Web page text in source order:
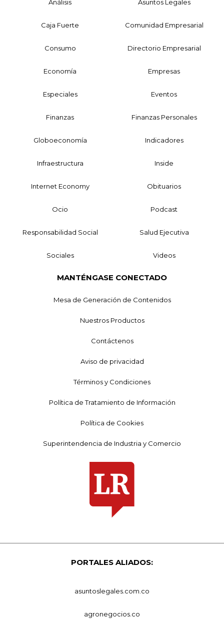
Análisis Asuntos Legales
Caja Fuerte Comunidad Empresarial
Consumo Directorio Empresarial
Economía Empresas
Especiales Eventos
Finanzas Finanzas Personales
Globoeconomía Indicadores
Infraestructura Inside
Internet Economy Obituarios
Ocio Podcast
Responsabilidad Social Salud Ejecutiva
Sociales Videos
MANTÉNGASE CONECTADO
Mesa de Generación de Contenidos
Nuestros Productos
Contáctenos
Aviso de privacidad
Términos y Condiciones
Política de Tratamiento de Información
Política de Cookies
Superintendencia de Industria y Comercio
PORTALES ALIADOS:
asuntoslegales.com.co
agronegocios.co